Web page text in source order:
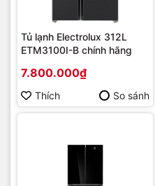
Tủ lạnh Electrolux 312L
ETM3100I-B chính hãng
7.800.000₫
Thích So sánh